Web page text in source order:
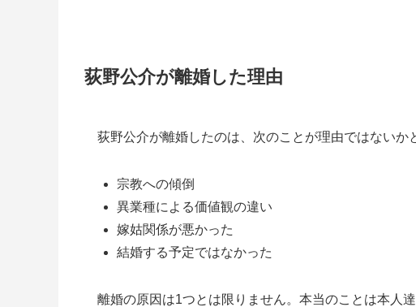
荻野公介が離婚した理由
荻野公介が離婚したのは、次のことが理由ではないか
宗教への傾倒
異業種による価値観の違い
嫁姑関係が悪かった
結婚する予定ではなかった
離婚の原因は1つとは限りません。本当のことは本人